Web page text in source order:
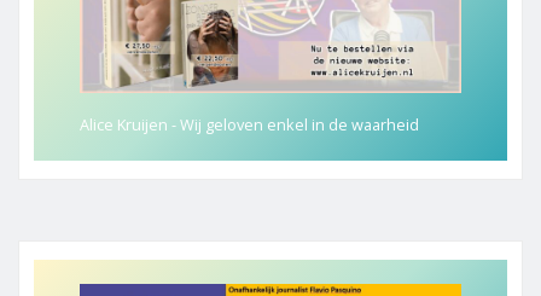
Alice Kruijen - Wij geloven enkel in de waarheid